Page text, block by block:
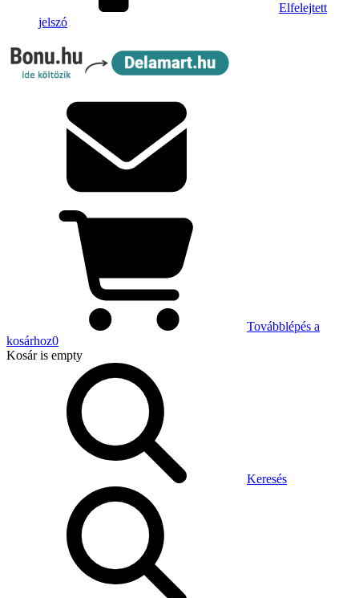
Elfelejtett
jelszó
Továbblépés a
kosárhoz0
Kosáris empty
Keresés